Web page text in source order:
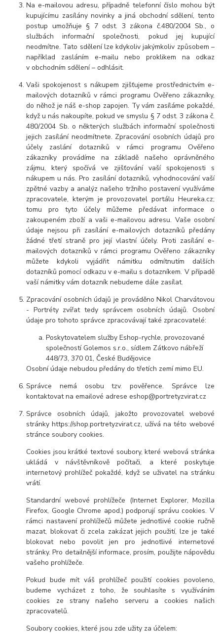
Na e-mailovou adresu, případně telefonní číslo mohou být
kupujícímu zasílány novinky a jiná obchodní sdělení, tento
postup umožňuje § 7 odst. 3 zákona č.480/2004 Sb., o
službách informační společnosti, pokud jej kupující
neodmítne. Tato sdělení lze kdykoliv jakýmkoliv způsobem –
například zasláním e-mailu nebo proklikem na odkaz
v obchodním sdělení – odhlásit.
Vaši spokojenost s nákupem zjišťujeme prostřednictvím e-
mailových dotazníků v rámci programu Ověřeno zákazníky,
do něhož je náš e-shop zapojen. Ty vám zasíláme pokaždé,
když u nás nakoupíte, pokud ve smyslu § 7 odst. 3 zákona č.
480/2004 Sb. o některých službách informační společnosti
jejich zasílání neodmítnete. Zpracování osobních údajů pro
účely zaslání dotazníků v rámci programu Ověřeno
zákazníky provádíme na základě našeho oprávněného
zájmu, který spočívá ve zjišťování vaší spokojenosti s
nákupem u nás. Pro zasílání dotazníků, vyhodnocování vaší
zpětné vazby a analýz našeho tržního postavení využíváme
zpracovatele, kterým je provozovatel portálu Heureka.cz;
tomu pro tyto účely můžeme předávat informace o
zakoupeném zboží a vaši e-mailovou adresu. Vaše osobní
údaje nejsou při zasílání e-mailových dotazníků předány
žádné třetí straně pro její vlastní účely. Proti zasílání e-
mailových dotazníků v rámci programu Ověřeno zákazníky
můžete kdykoli vyjádřit námitku odmítnutím dalších
dotazníků pomocí odkazu v e-mailu s dotazníkem. V případě
vaší námitky vám dotazník nebudeme dále zasílat.
Zpracování osobních údajů je prováděno Nikol Charvátovou
- Portréty zvířat tedy správcem osobních údajů. Osobní
údaje pro tohoto správce zpracovávají také zpracovatelé:
Poskytovatelem služby Eshop-rychle, provozované
společností Golemos s.r.o., sídlem Zátkovo nábřeží
448/73, 370 01, České Budějovice
Osobní údaje nebudou předány do třetích zemí mimo EU.
Správce nemá osobu tzv. pověřence. Správce lze
kontaktovat na emailové adrese eshop@portretyzvirat.cz
Správce osobních údajů, jakožto provozovatel webové
stránky https://shop.portretyzvirat.cz, užívá na této webové
stránce soubory cookies.
Cookies jsou krátké textové soubory, které webová stránka
ukládá v návštěvníkově počítači, a které poskytuje
internetový prohlížeč pokaždé, když se uživatel na stránku
vrátí.
Standardní webové prohlížeče (Internet Explorer, Mozilla
Firefox, Google Chrome apod.) podporují správu cookies. V
rámci nastavení prohlížečů můžete jednotlivé cookie ručně
mazat, blokovat či zcela zakázat jejich použití, lze je také
blokovat nebo povolit jen pro jednotlivé internetové
stránky. Pro detailnější informace, prosím, použijte nápovědu
vašeho prohlížeče.
Pokud bude mít váš prohlížeč použití cookies povoleno,
budeme vycházet z toho, že souhlasíte s využíváním
cookies ze strany našeho serveru a cookies našich
zpracovatelů.
Soubory cookies, které jsou zde užity za účelem: